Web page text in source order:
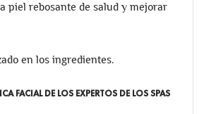
piel rebosante de salud y mejorar
en los ingredientes.
FACIAL DE LOS EXPERTOS DE LOS SPAS